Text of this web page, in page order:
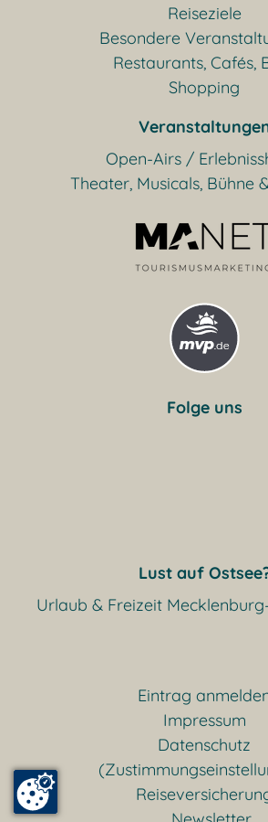
Reiseziele
Besondere
Restaurants, Cafés,
Shopping
Open-Airs /
Theater, Musicals, Bühne
Folge uns
Lust auf
Urlaub & Freizeit
Eintrag
Impressum
Datenschutz